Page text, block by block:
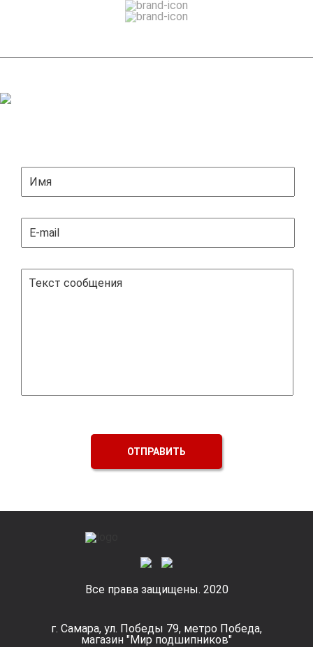
ОТПРАВИТЬ
Все права защищены. 2020
г. Самара, ул. Победы 79, метро Победа,
магазин "Мир подшипников"